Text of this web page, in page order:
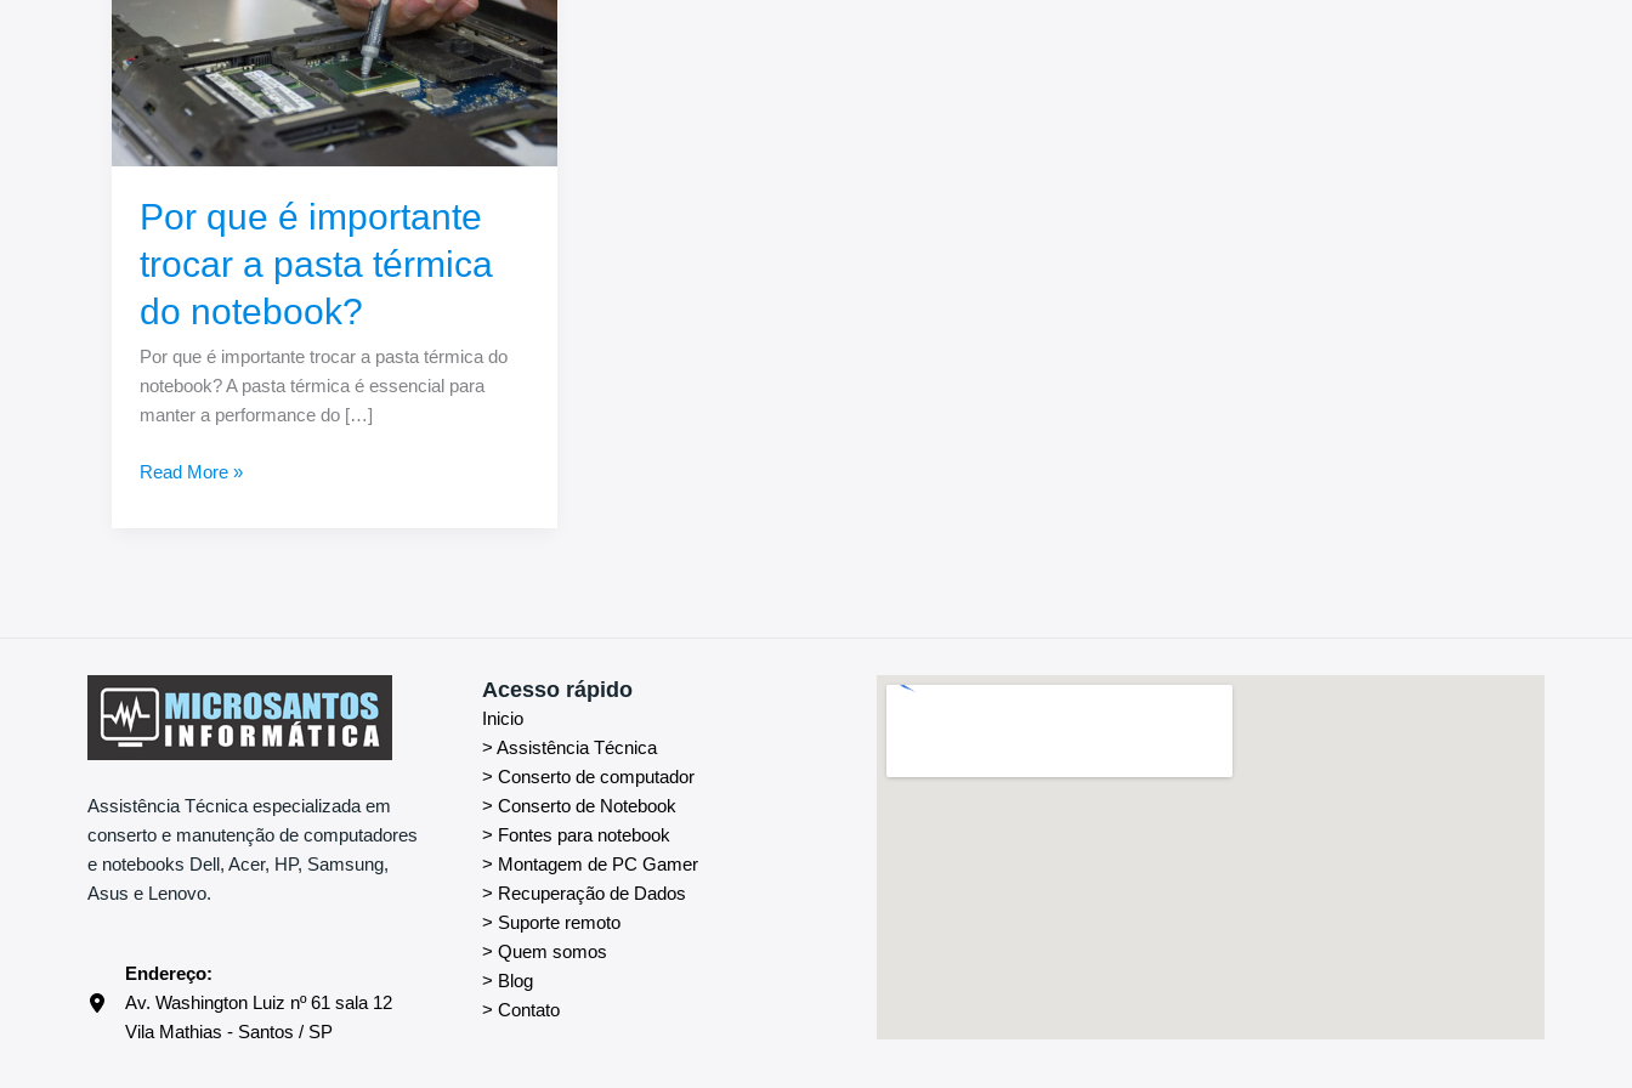
Por que é importante
trocar a pasta térmica
do notebook?
Por que é importante trocar a pasta térmica do
notebook? A pasta térmica é essencial para
manter a performance do […]
pasta
térmica
do
notebook?
Read More »
Assistência Técnica especializada em
conserto e manutenção de computadores
e notebooks Dell, Acer, HP, Samsung,
Asus e Lenovo.
Endereço:
Av. Washington Luiz nº 61 sala 12
Vila Mathias - Santos / SP
Acesso rápido
Inicio
> Assistência Técnica
> Conserto de computador
> Conserto de Notebook
> Fontes para notebook
> Montagem de PC Gamer
> Recuperação de Dados
> Suporte remoto
> Quem somos
> Blog
> Contato